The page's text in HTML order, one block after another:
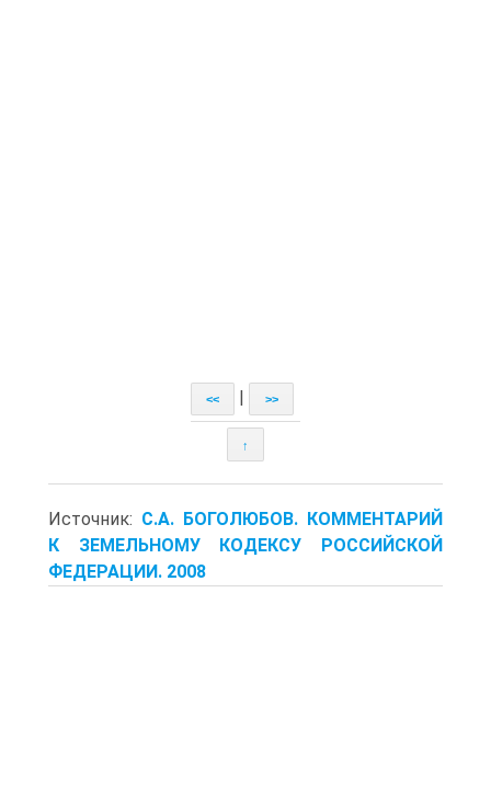
<< >>
↑
Источник: С.А. БОГОЛЮБОВ. КОММЕНТАРИЙ
К ЗЕМЕЛЬНОМУ КОДЕКСУ РОССИЙСКОЙ
ФЕДЕРАЦИИ. 2008